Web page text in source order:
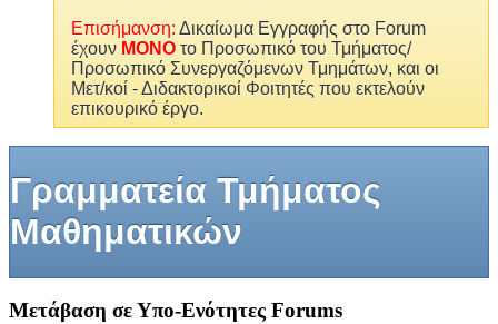
Επισήμανση: Δικαίωμα Εγγραφής στο Forum
έχουν MONO το Προσωπικό του Τμήματος/
Προσωπικό Συνεργαζόμενων Τμημάτων, και οι
Μετ/κοί - Διδακτορικοί Φοιτητές που εκτελούν
επικουρικό έργο.
Γραμματεία Τμήματος
Μαθηματικών
Μετάβαση σε Υπο-Ενότητες Forums